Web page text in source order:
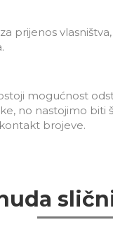
prijenos vlasništva,
mogućnost
no nastojimo biti
brojeve.